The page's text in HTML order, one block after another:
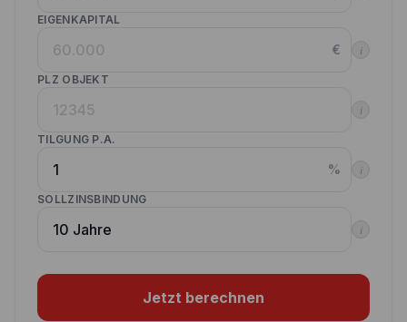
Kontakt
EIGENKAPITAL
€ i
PLZ OBJEKT
i
TILGUNG P.A.
% i
SOLLZINSBINDUNG
i
Jetzt berechnen